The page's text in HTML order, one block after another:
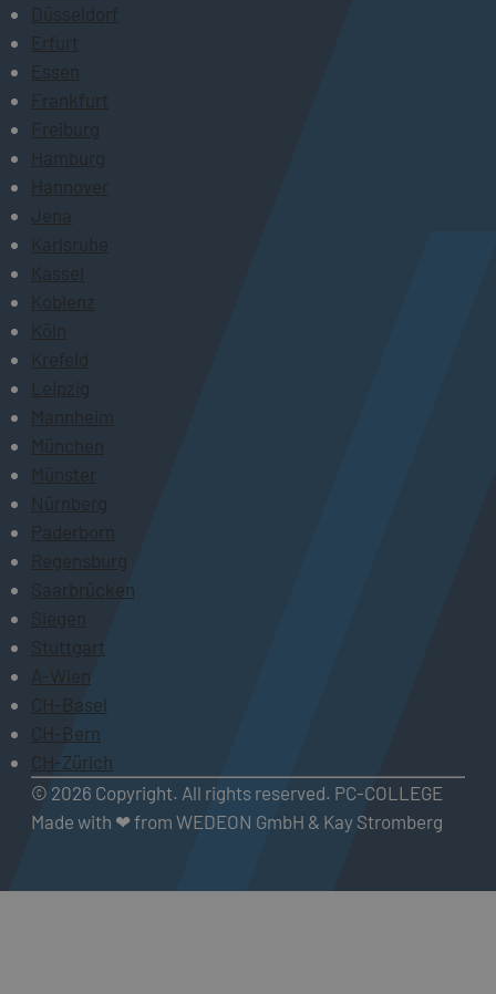
Düsseldorf
Erfurt
Essen
Frankfurt
Freiburg
Hamburg
Hannover
Jena
Karlsruhe
Kassel
Koblenz
Köln
Krefeld
Leipzig
Mannheim
München
Münster
Nürnberg
Paderborn
Regensburg
Saarbrücken
Siegen
Stuttgart
A-Wien
CH-Basel
CH-Bern
CH-Zürich
© 2026 Copyright. All rights reserved. PC-COLLEGE
Made with ❤ from WEDEON GmbH & Kay Stromberg